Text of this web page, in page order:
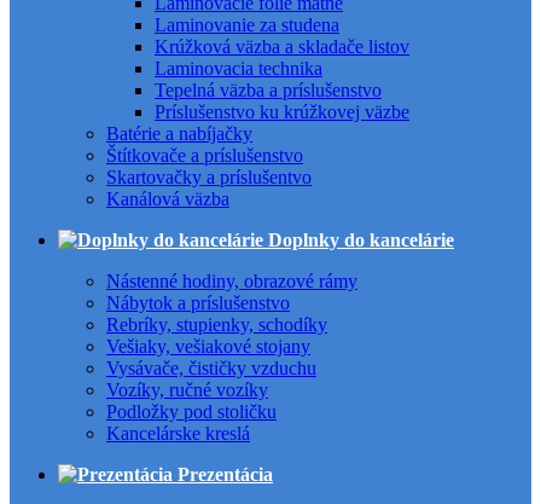
Laminovanie za studena
Krúžková väzba a skladače listov
Laminovacia technika
Tepelná väzba a príslušenstvo
Príslušenstvo ku krúžkovej väzbe
Batérie a nabíjačky
Štítkovače a príslušenstvo
Skartovačky a príslušentvo
Kanálová väzba
Doplnky do kancelárie
Nástenné hodiny, obrazové rámy
Nábytok a príslušenstvo
Rebríky, stupienky, schodíky
Vešiaky, vešiakové stojany
Vysávače, čističky vzduchu
Vozíky, ručné vozíky
Podložky pod stoličku
Kancelárske kreslá
Prezentácia